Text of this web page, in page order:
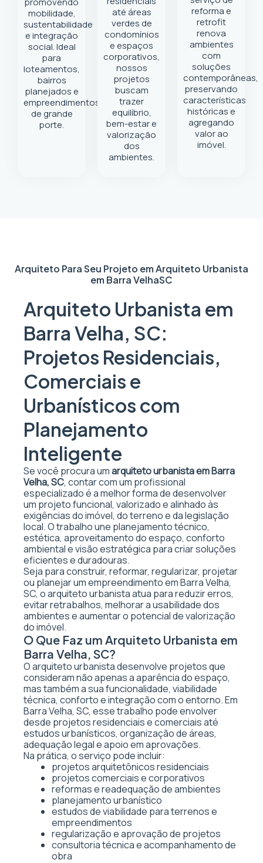
mobilidade,
sustentabilidade
e integração
social. Ideal
para
loteamentos,
bairros
planejados e
empreendimentos
de grande
porte.
até áreas
verdes de
condomínios
e espaços
corporativos,
nossos
projetos
buscam
trazer
equilíbrio,
bem-estar e
valorização
dos
ambientes.
reforma e
retrofit
renova
ambientes
com
soluções
contemporâneas,
preservando
características
históricas e
agregando
valor ao
imóvel.
Arquiteto Para Seu Projeto emArquiteto Urbanista
em Barra VelhaSC
Arquiteto Urbanista em
Barra Velha, SC:
Projetos Residenciais,
Comerciais e
Urbanísticos com
Planejamento
Inteligente
Se você procura umarquiteto urbanista em Barra
Velha, SC, contar com um profissional
especializado é a melhor forma de desenvolver
um projeto funcional, valorizado e alinhado às
exigências do imóvel, do terreno e da legislação
local. O trabalho une planejamento técnico,
estética, aproveitamento do espaço, conforto
ambiental e visão estratégica para criar soluções
eficientes e duradouras.
Seja para construir, reformar, regularizar, projetar
ou planejar um empreendimento em Barra Velha,
SC, o arquiteto urbanista atua para reduzir erros,
evitar retrabalhos, melhorar a usabilidade dos
ambientes e aumentar o potencial de valorização
do imóvel.
O Que Faz um Arquiteto Urbanista em
Barra Velha, SC?
O arquiteto urbanista desenvolve projetos que
consideram não apenas a aparência do espaço,
mas também a sua funcionalidade, viabilidade
técnica, conforto e integração com o entorno. Em
Barra Velha, SC, esse trabalho pode envolver
desde projetos residenciais e comerciais até
estudos urbanísticos, organização de áreas,
adequação legal e apoio em aprovações.
Na prática, o serviço pode incluir:
projetos arquitetônicos residenciais
projetos comerciais e corporativos
reformas e readequação de ambientes
planejamento urbanístico
estudos de viabilidade para terrenos e
empreendimentos
regularização e aprovação de projetos
consultoria técnica e acompanhamento de
obra